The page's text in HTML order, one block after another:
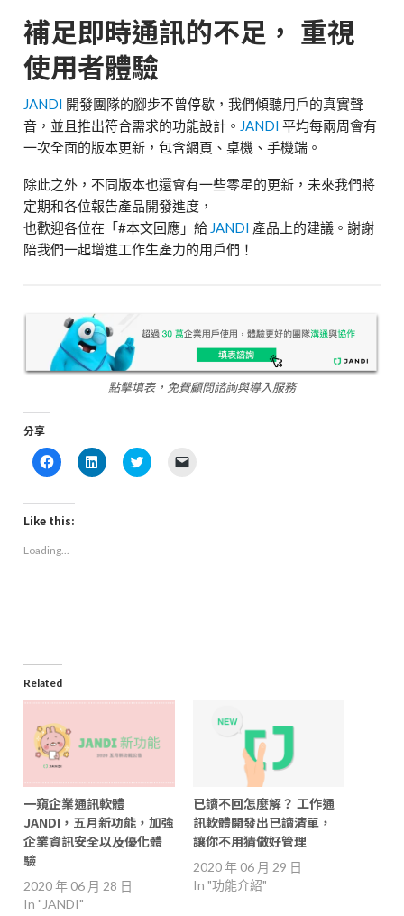
補足即時通訊的不足， 重視
使用者體驗
JANDI 開發團隊的腳步不曾停歇，我們傾聽用戶的真實聲
音，並且推出符合需求的功能設計。 JANDI 平均每兩周會有
一次全面的版本更新，包含網頁、桌機、手機端。
除此之外，不同版本也還會有一些零星的更新，未來我們將
定期和各位報告產品開發進度，
也歡迎各位在「#本文回應」給 JANDI 產品上的建議。謝謝
陪我們一起增進工作生產力的用戶們！
點擊填表，免費顧問諮詢與導入服務
分享
Click
to
Facebook
(Opens
in
window)
Click
to
Click
to
Like this:
Loading...
Related
一窺企業通訊軟體
JANDI，五月新功能，加強
企業資訊安全以及優化體
驗
2020 年 06 月 28 日
In "JANDI"
已讀不回怎麼解？ 工作通
訊軟體開發出已讀清單，
讓你不用猜做好管理
2020 年 06 月 29 日
In "功能介紹"